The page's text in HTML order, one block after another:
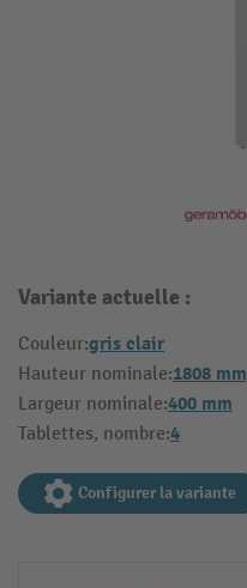
Variante actuelle :
Couleur:gris clair
Hauteur nominale:1808 mm
Largeur nominale:400 mm
Tablettes, nombre:4
Configurer la variante